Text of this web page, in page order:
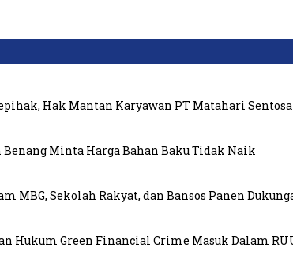
Hak Mantan Karyawan PT Matahari Sentosa
Minta Harga Bahan Baku Tidak Naik
MBG, Sekolah Rakyat, dan Bansos Panen
Hukum Green Financial Crime Masuk Dalam